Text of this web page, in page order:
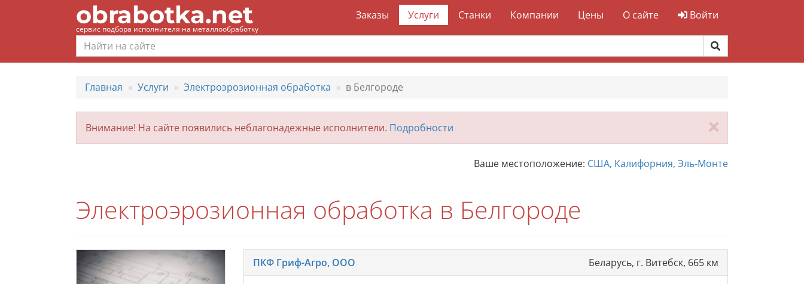
obrabotka.net
сервис подбора исполнителя на металлообработку
Заказы Услуги Станки Компании Цены О сайте Войти
Главная Услуги Электроэрозионная обработка в Белгороде
Внимание! На сайте появились неблагонадежные исполнители. Подробности
Ваше местоположение: США, Калифорния, Эль-Монте
Электроэрозионная обработка в Белгороде
ПКФ Гриф-Агро, ООО Беларусь, г. Витебск, 665 км